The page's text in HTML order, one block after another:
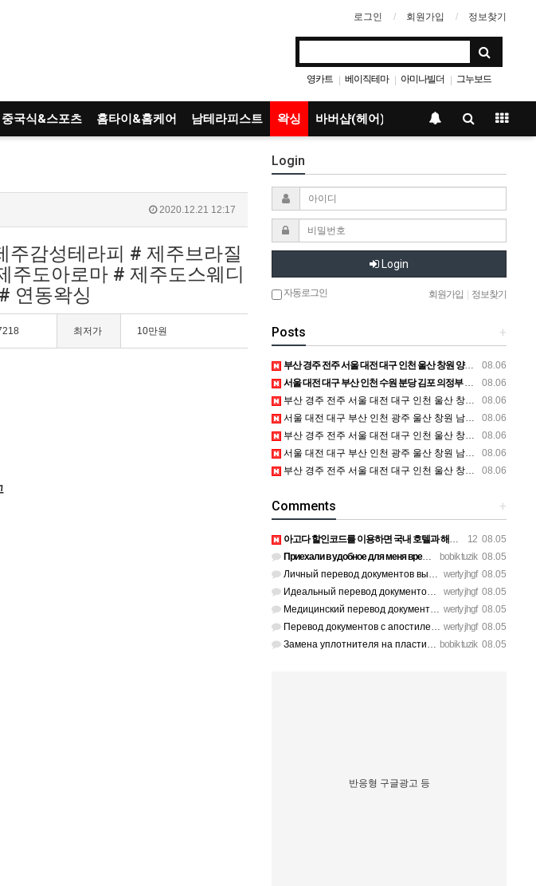
로그인 회원가입 정보찾기
영카트 | 베이직테마 | 아미나빌더 | 그누보드
중국식&스포츠 홈타이&홈케어 남테라피스트 왁싱 바버샵(헤어)
2020.12.21 12:17
감성테라피 # 제주브라질
도아로마 # 제주도스웨디
연동왁싱
최저가 10만원
Login
Login
자동로그인 회원가입 정보찾기
+
Posts
08.06
부산 경주 전주 서울 대전 대구 인천 울산 창원 양산 포항 천안 평택 용인 고양 성남 수원 일수, 미용학원, 가족사진, 점집, 한복대여, 독학재수학원, 재회부적 정보
08.06
서울 대전 대구 부산 인천 수원 분당 김포 의정부 일산 청주 파주 하남 광주 구미 군포 부천 양산 창원 등 전국 흥신소 탐정사무소 정보
08.06
부산 경주 전주 서울 대전 대구 인천 울산 창원 양산 포항 천안 평택 용인 고양 성남 수원 일수, 미용학원, 가족사진, 점집, 한복대여, 독학재수학원, 재회부적 정보
08.06
서울 대전 대구 부산 인천 광주 울산 창원 남양주 이혼전문변호사 정보
08.06
부산 경주 전주 서울 대전 대구 인천 울산 창원 양산 포항 천안 평택 용인 고양 성남 수원 일수, 미용학원, 가족사진, 점집, 한복대여, 독학재수학원, 재회부적 정보
08.06
서울 대전 대구 부산 인천 광주 울산 창원 남양주 이혼전문변호사 정보
08.06
부산 경주 전주 서울 대전 대구 인천 울산 창원 양산 포항 천안 평택 용인 고양 성남 수원 일수, 미용학원, 가족사진, 점집, 한복대여, 독학재수학원, 재회부적 정보
+
Comments
12 08.05
아고다 할인코드를 이용하면 국내 호텔과 해외 숙소를 예약할 때 숙박비를 더욱 알뜰하게 줄일 수 있습니다. 현…
bobik tuzik 08.05
Приехали в удобное для меня время после работы, спасибо за г…
werty jhgf 08.05
Личный перевод документов выполнили без помарок и опечаток. …
werty jhgf 08.05
Идеальный перевод документов для участия в международном тен…
werty jhgf 08.05
Медицинский перевод документов по онкологии сделали без ошиб…
werty jhgf 08.05
Перевод документов с апостилем отдали ровно в срок, без пуст…
bobik tuzik 08.05
Замена уплотнителя на пластиковых окнах на балконе решила пр…
반응형 구글광고 등